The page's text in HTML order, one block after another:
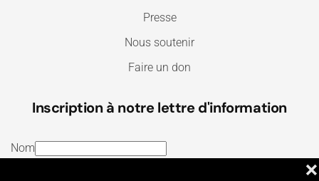
❌
Presse
Nous soutenir
Faire un don
Inscription à notre lettre d'information
Nom